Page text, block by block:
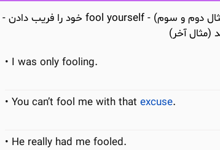
I was only fooling.
You can’t fool me with that excuse.
He really had me fooled.